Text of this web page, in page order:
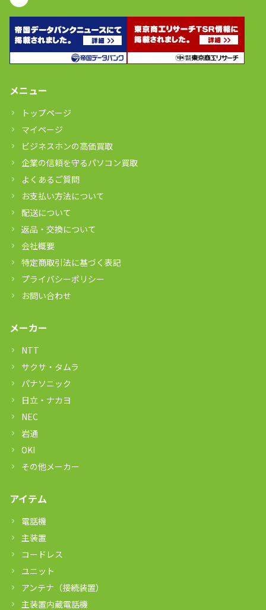
メニュー
トップページ
マイページ
ビジネスホンの高価買取
企業の信頼を守るパソコン買取
よくあるご質問
お支払い方法について
配送について
返品・交換について
会社概要
特定商取引法に基づく表記
プライバシーポリシー
お問い合わせ
メーカー
NTT
サクサ・タムラ
パナソニック
日立・ナカヨ
NEC
岩通
OKI
その他メーカー
アイテム
電話機
主装置
コードレス
ユニット
アンテナ（接続装置）
主装置内蔵電話機